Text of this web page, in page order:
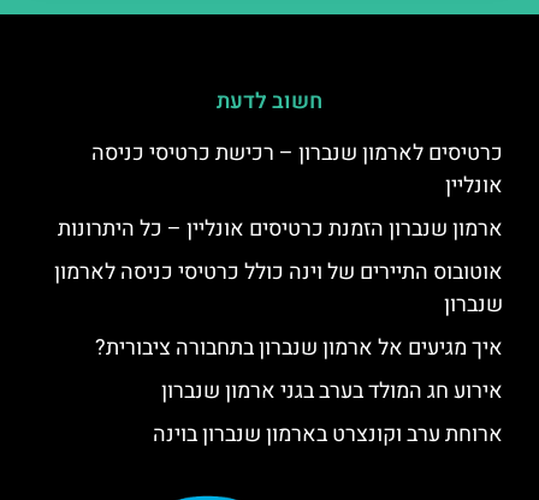
חשוב לדעת
כרטיסים לארמון שנברון – רכישת כרטיסי כניסה
אונליין
ארמון שנברון הזמנת כרטיסים אונליין – כל היתרונות
אוטובוס התיירים של וינה כולל כרטיסי כניסה לארמון
שנברון
איך מגיעים אל ארמון שנברון בתחבורה ציבורית?
אירוע חג המולד בערב בגני ארמון שנברון
ארוחת ערב וקונצרט בארמון שנברון בוינה